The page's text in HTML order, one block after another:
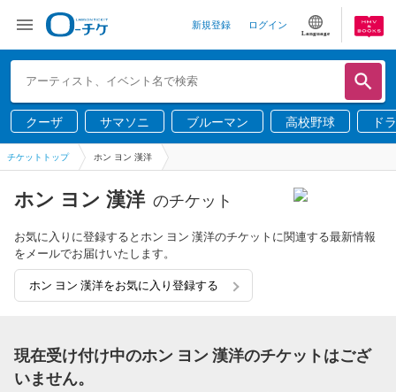
新規登録 ログイン
Language
クーザ サマソニ ブルーマン 高校野球 ド
チケットトップ ホン ヨン 漢洋
ホン ヨン 漢洋 のチケット
お気に入りに登録するとホン ヨン 漢洋のチケットに関連する最新情報
をメールでお届けいたします。
ホン ヨン 漢洋をお気に入り登録する
現在受け付け中のホン ヨン 漢洋のチケットはござ
いません。